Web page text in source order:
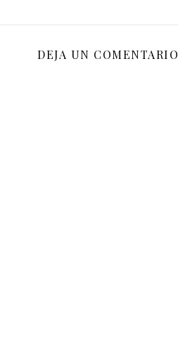
DEJA UN COMENTARIO